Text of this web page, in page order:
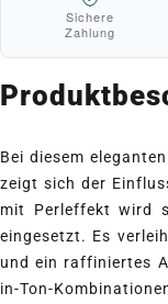
Sichere
Zahlung
Bei diesem
zeigt sich der
mit Perleffekt wird
eingesetzt. Es
und ein raffiniertes
in-Ton-